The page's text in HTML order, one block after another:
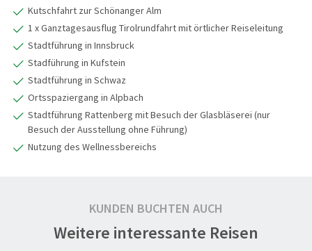
Kutschfahrt zur Schönanger Alm
1 x Ganztagesausflug Tirolrundfahrt mit örtlicher Reiseleitung
Stadtführung in Innsbruck
Stadführung in Kufstein
Stadtführung in Schwaz
Ortsspaziergang in Alpbach
Stadtführung Rattenberg mit Besuch der Glasbläserei (nur
Besuch der Ausstellung ohne Führung)
Nutzung des Wellnessbereichs
KUNDEN BUCHTEN AUCH
Weitere interessante Reisen